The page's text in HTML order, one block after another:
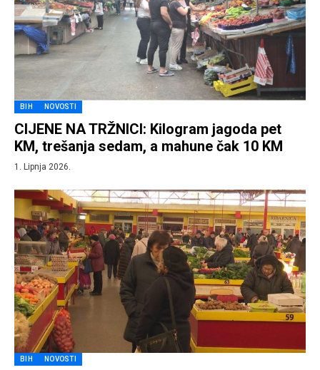
BIH NOVOSTI
CIJENE NA TRŽNICI: Kilogram jagoda pet
KM, trešanja sedam, a mahune čak 10 KM
1. Lipnja 2026.
BIH NOVOSTI